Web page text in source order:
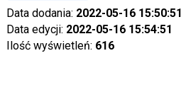
Data dodania: 2022-05-16 15:50:51
Data edycji: 2022-05-16 15:54:51
Ilość wyświetleń: 616